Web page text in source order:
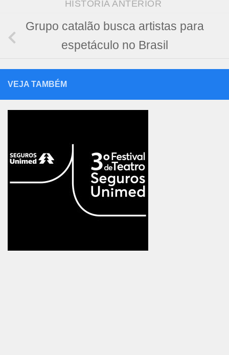
HISTÓRIA ANTERIOR
Grupo catalão busca artistas para
espetáculo no Brasil
VEJA TAMBÉM